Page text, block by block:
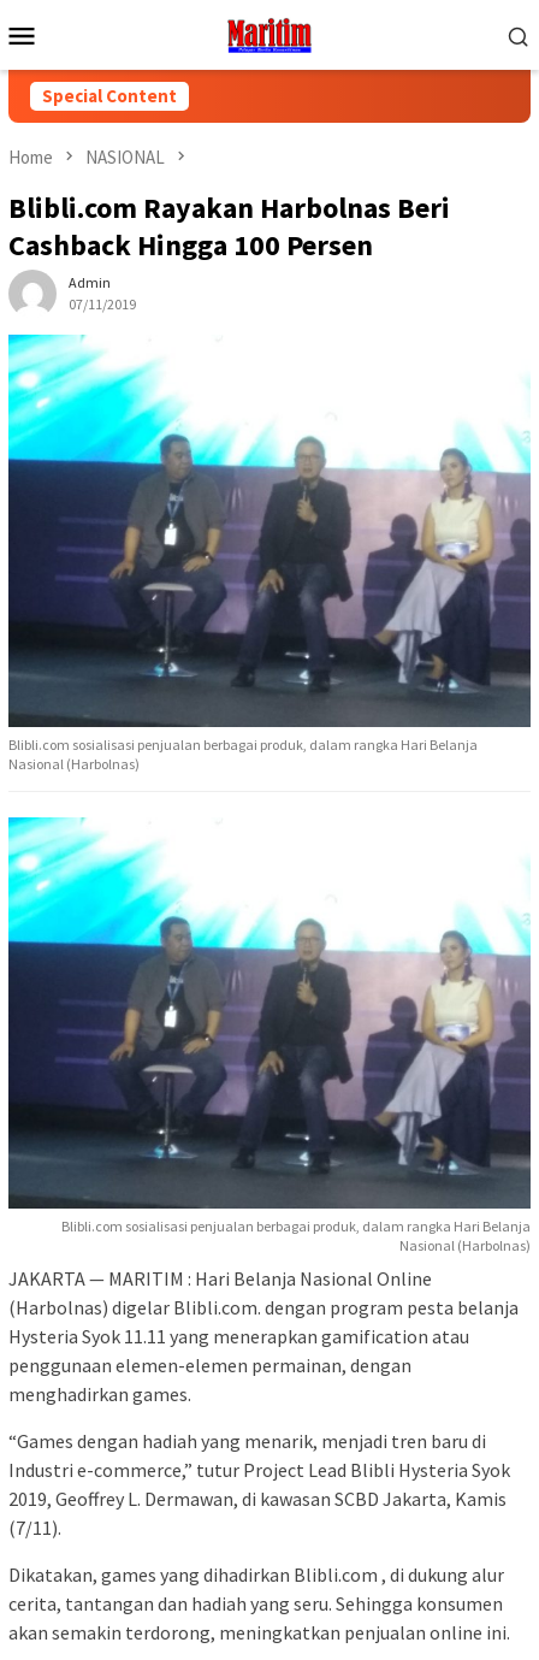
to
Menu
Special Content
Home NASIONAL
Blibli.com Rayakan Harbolnas Beri
Cashback Hingga 100 Persen
Admin
07/11/2019
Blibli.com sosialisasi penjualan berbagai produk, dalam rangka Hari Belanja
Nasional (Harbolnas)
Blibli.com sosialisasi penjualan berbagai produk, dalam rangka Hari Belanja
Nasional (Harbolnas)
JAKARTA — MARITIM : Hari Belanja Nasional Online
(Harbolnas) digelar Blibli.com. dengan program pesta belanja
Hysteria Syok 11.11 yang menerapkan gamification atau
penggunaan elemen-elemen permainan, dengan
menghadirkan games.
“Games dengan hadiah yang menarik, menjadi tren baru di
Industri e-commerce,” tutur Project Lead Blibli Hysteria Syok
2019, Geoffrey L. Dermawan, di kawasan SCBD Jakarta, Kamis
(7/11).
Dikatakan, games yang dihadirkan Blibli.com , di dukung alur
cerita, tantangan dan hadiah yang seru. Sehingga konsumen
akan semakin terdorong, meningkatkan penjualan online ini.